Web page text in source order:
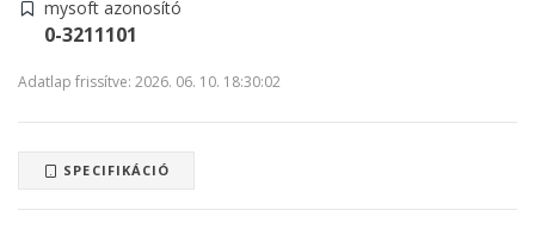
mysoft azonosító
0-3211101
Adatlap frissítve: 2026. 06. 10. 18:30:02
SPECIFIKÁCIÓ